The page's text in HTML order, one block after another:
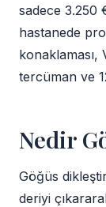
sadece 3.250
hastanede
konaklaması,
tercüman ve
Nedir
Göğüs
deriyi